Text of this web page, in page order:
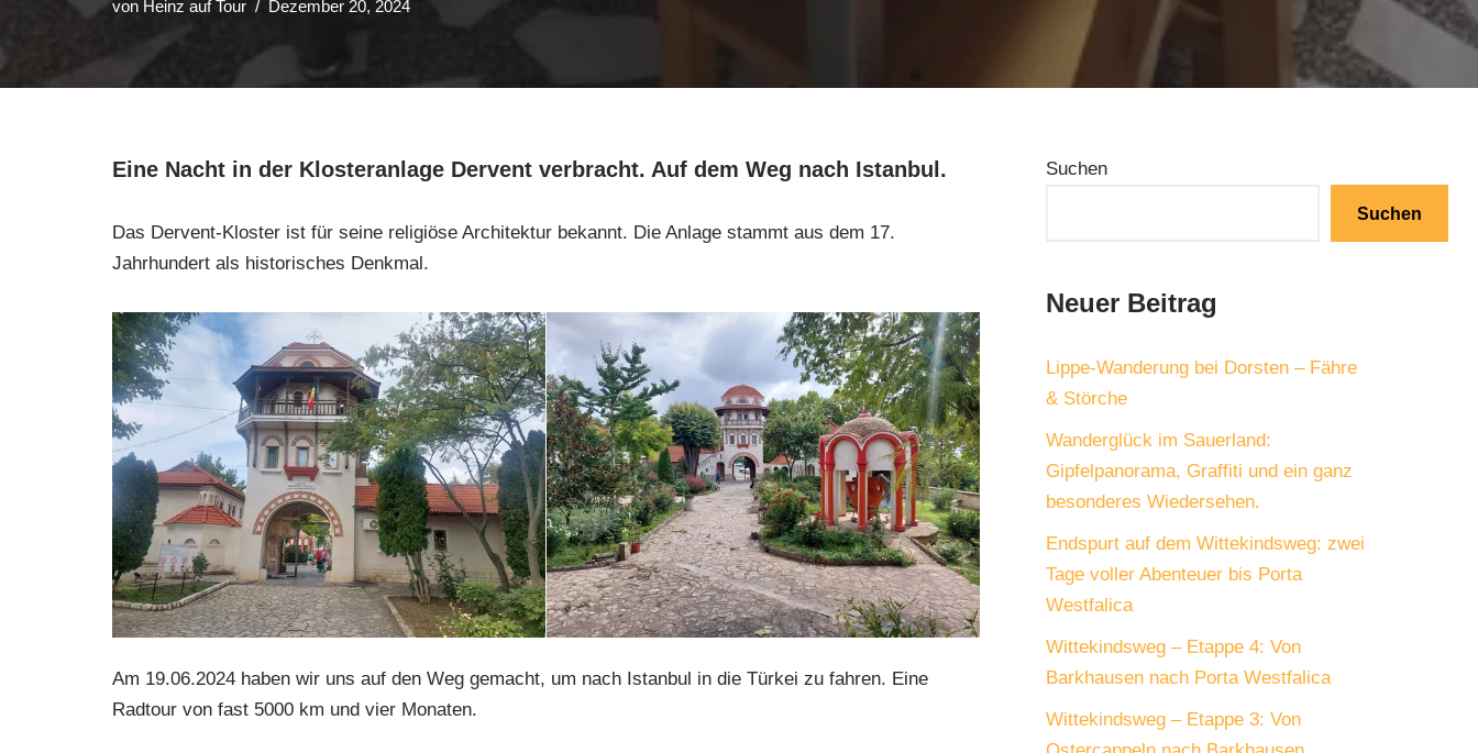
von Heinz auf Tour Dezember 20, 2024
Eine Nacht in der Klosteranlage Dervent verbracht. Auf dem Weg nach Istanbul.
Das Dervent-Kloster ist für seine religiöse Architektur bekannt. Die Anlage stammt aus dem 17.
Jahrhundert als historisches Denkmal.
Am 19.06.2024 haben wir uns auf den Weg gemacht, um nach Istanbul in die Türkei zu fahren. Eine
Radtour von fast 5000 km und vier Monaten.
Suchen
Suchen
Neuer Beitrag
Lippe-Wanderung bei Dorsten – Fähre
& Störche
Wanderglück im Sauerland:
Gipfelpanorama, Graffiti und ein ganz
besonderes Wiedersehen.
Endspurt auf dem Wittekindsweg: zwei
Tage voller Abenteuer bis Porta
Westfalica
Wittekindsweg – Etappe 4: Von
Barkhausen nach Porta Westfalica
Wittekindsweg – Etappe 3: Von